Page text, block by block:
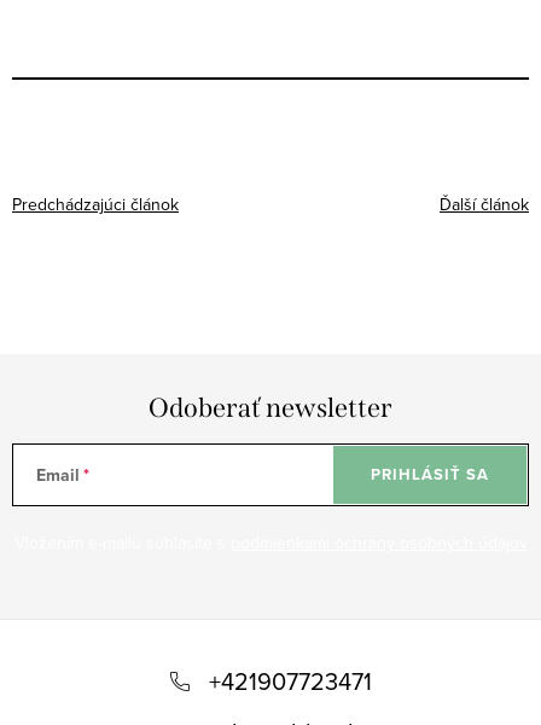
Predchádzajúci článok Ďalší článok
Odoberať newsletter
Email PRIHLÁSIŤ SA
+421907723471